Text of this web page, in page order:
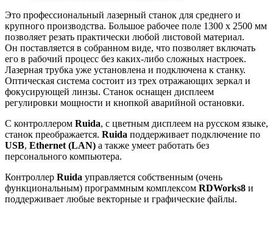
Это профессиональный лазерный станок для среднего и
крупного производства. Большое рабочее поле 1300 х 2500 мм
позволяет резать практически любой листовой материал.
Он поставляется в собранном виде, что позволяет включать
его в рабочий процесс без каких-либо сложных настроек.
Лазерная трубка уже установлена и подключена к станку.
Оптическая система состоит из трех отражающих зеркал и
фокусирующей линзы. Станок оснащен дисплеем
регулировки мощности и кнопкой аварийной остановки.
С контроллером Ruida, с цветным дисплеем на русском языке,
станок преображается. Ruida поддерживает подключение по
USB, Ethernet (LAN) а также умеет работать без
персонального компьютера.
Контроллер Ruida управляется собственным (очень
функциональным) программным комплексом RDWorks8 и
поддерживает любые векторные и графические файлы.